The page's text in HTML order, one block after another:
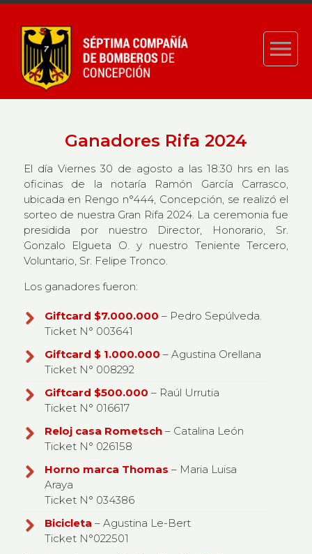
Ganadores Rifa 2024
El día Viernes 30 de agosto a las 18:30 hrs en las
oficinas de la notaría Ramón García Carrasco,
ubicada en Rengo n°444, Concepción, se realizó el
sorteo de nuestra Gran Rifa 2024. La ceremonia fue
presidida por nuestro Director, Honorario, Sr.
Gonzalo Elgueta O. y nuestro Teniente Tercero,
Voluntario, Sr. Felipe Tronco.
Los ganadores fueron:
Giftcard $7.000.000 – Pedro Sepúlveda.
Ticket N° 003641
Giftcard $ 1.000.000 – Agustina Orellana
Ticket N° 008292
Giftcard $500.000 – Raúl Urrutia
Ticket N° 016617
Reloj casa Rometsch– Catalina León
Ticket N° 026158
Horno marca Thomas – Maria Luisa
Araya
Ticket N° 034386
Bicicleta – Agustina Le-Bert
Ticket N°022501